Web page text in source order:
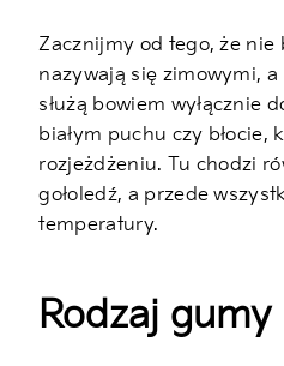
Zacznijmy od tego, że nie
nazywają się zimowymi,
służą bowiem wyłącznie
białym puchu czy błocie,
rozjeżdżeniu. Tu chodzi
gołoledź, a przede
temperatury.
Rodzaj